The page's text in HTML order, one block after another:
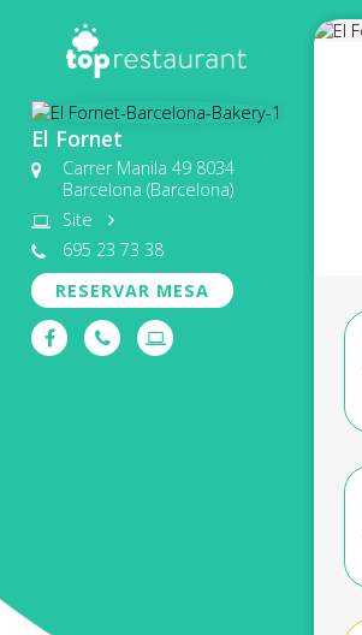
El Fornet
Carrer Manila 49 8034
Barcelona (Barcelona)
Site
695 23 73 38
RESERVAR MESA